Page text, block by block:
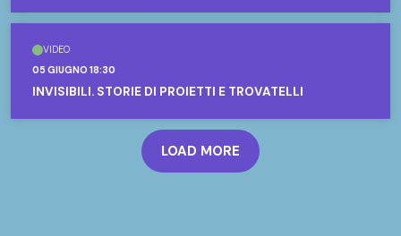
VIDEO
05 GIUGNO 18:30
INVISIBILI. STORIE DI PROIETTI E TROVATELLI
LOAD MORE